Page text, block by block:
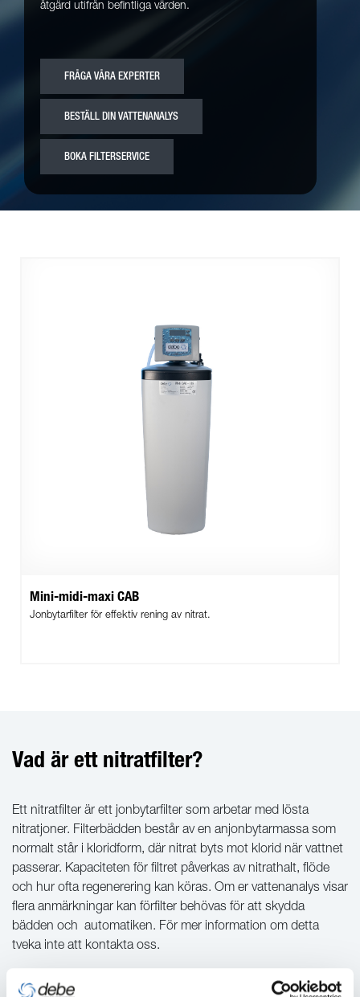
åtgärd utifrån befintliga värden.
FRÅGA VÅRA EXPERTER
BESTÄLL DIN VATTENANALYS
BOKA FILTERSERVICE
Mini-midi-maxi CAB
Jonbytarfilter för effektiv rening av nitrat.
Vad är ett nitratfilter?
Ett nitratfilter är ett jonbytarfilter som arbetar med lösta
nitratjoner. Filterbädden består av en anjonbytarmassa som
normalt står i kloridform, där nitrat byts mot klorid när vattnet
passerar. Kapaciteten för filtret påverkas av nitrathalt, flöde
och hur ofta regenerering kan köras. Om er vattenanalys visar
flera anmärkningar kan förfilter behövas för att skydda
bädden och automatiken. För mer information om detta
tveka inte att kontakta oss.
Hur fungerar ett nitratfilter?